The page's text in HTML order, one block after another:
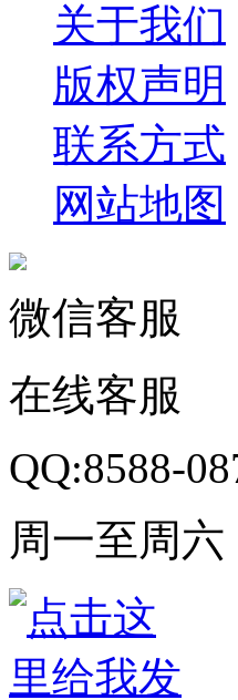
关于我们
版权声明
联系方式
网站地图
微信客服
在线客服
QQ:8588-
周一至周六